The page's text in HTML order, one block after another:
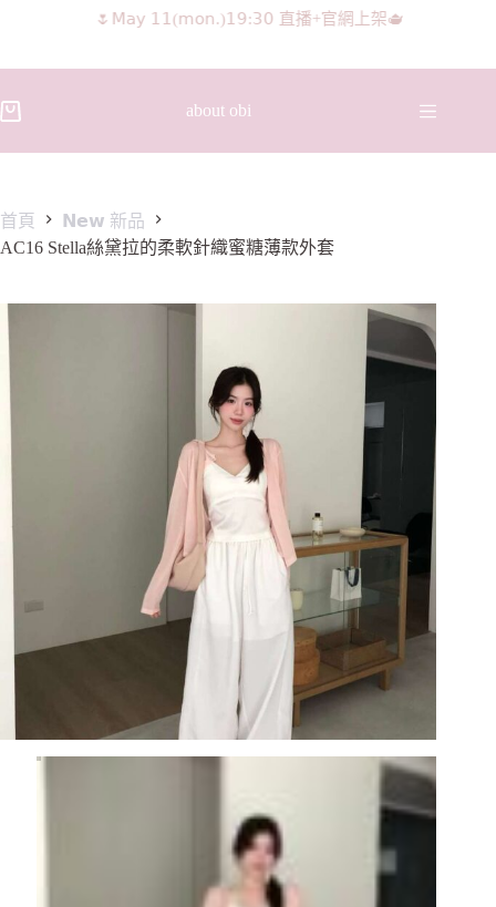
about obi
首頁
𝗡𝗲𝘄 新品
AC16 Stella絲黛拉的柔軟針織蜜糖薄款外套